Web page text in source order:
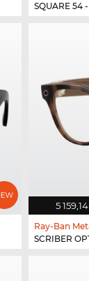
SQUARE 54
5
Ray-Ban
SCRIBER